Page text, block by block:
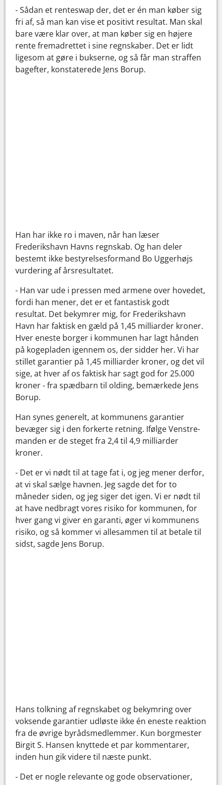
- Sådan et renteswap der, det er én man køber sig
fri af, så man kan vise et positivt resultat. Man skal
bare være klar over, at man køber sig en højere
rente fremadrettet i sine regnskaber. Det er lidt
ligesom at gøre i bukserne, og så får man straffen
bagefter, konstaterede Jens Borup.
Han har ikke ro i maven, når han læser
Frederikshavn Havns regnskab. Og han deler
bestemt ikke bestyrelsesformand Bo Uggerhøjs
vurdering af årsresultatet.
- Han var ude i pressen med armene over hovedet,
fordi han mener, det er et fantastisk godt
resultat. Det bekymrer mig, for Frederikshavn
Havn har faktisk en gæld på 1,45 milliarder kroner.
Hver eneste borger i kommunen har lagt hånden
på kogepladen igennem os, der sidder her. Vi har
stillet garantier på 1,45 milliarder kroner, og det vil
sige, at hver af os faktisk har sagt god for 25.000
kroner - fra spædbarn til olding, bemærkede Jens
Borup.
Han synes generelt, at kommunens garantier
bevæger sig i den forkerte retning. Ifølge Venstre-
manden er de steget fra 2,4 til 4,9 milliarder
kroner.
- Det er vi nødt til at tage fat i, og jeg mener derfor,
at vi skal sælge havnen. Jeg sagde det for to
måneder siden, og jeg siger det igen. Vi er nødt til
at have nedbragt vores risiko for kommunen, for
hver gang vi giver en garanti, øger vi kommunens
risiko, og så kommer vi allesammen til at betale til
sidst, sagde Jens Borup.
Hans tolkning af regnskabet og bekymring over
voksende garantier udløste ikke én eneste reaktion
fra de øvrige byrådsmedlemmer. Kun borgmester
Birgit S. Hansen knyttede et par kommentarer,
inden hun gik videre til næste punkt.
- Det er nogle relevante og gode observationer,